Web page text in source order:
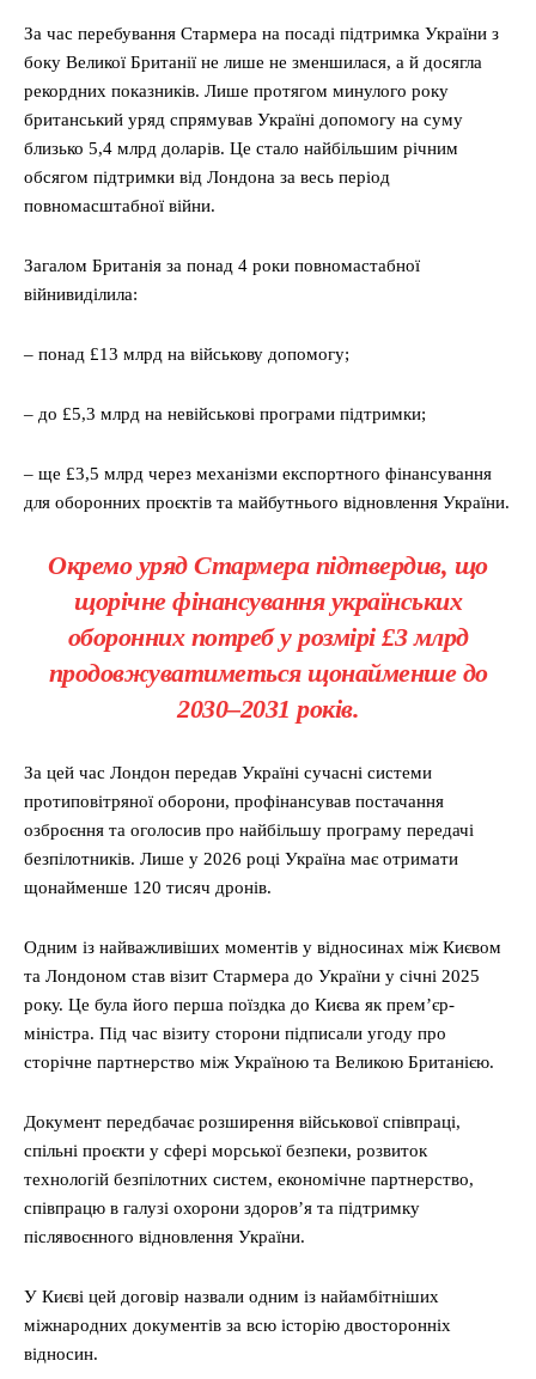
За час перебування Стармера на посаді підтримка України з
боку Великої Британії не лише не зменшилася, а й досягла
рекордних показників. Лише протягом минулого року
британський уряд спрямував Україні допомогу на суму
близько 5,4 млрд доларів. Це стало найбільшим річним
обсягом підтримки від Лондона за весь період
повномасштабної війни.
Загалом Британія за понад 4 роки повномастабної
війнивиділила:
– понад £13 млрд на військову допомогу;
– до £5,3 млрд на невійськові програми підтримки;
– ще £3,5 млрд через механізми експортного фінансування
для оборонних проєктів та майбутнього відновлення України.
Окремо уряд Стармера підтвердив, що
щорічне фінансування українських
оборонних потреб у розмірі £3 млрд
продовжуватиметься щонайменше до
2030–2031 років.
За цей час Лондон передав Україні сучасні системи
протиповітряної оборони, профінансував постачання
озброєння та оголосив про найбільшу програму передачі
безпілотників. Лише у 2026 році Україна має отримати
щонайменше 120 тисяч дронів.
Одним із найважливіших моментів у відносинах між Києвом
та Лондоном став візит Стармера до України у січні 2025
року. Це була його перша поїздка до Києва як прем’єр-
міністра. Під час візиту сторони підписали угоду про
сторічне партнерство між Україною та Великою Британією.
Документ передбачає розширення військової співпраці,
спільні проєкти у сфері морської безпеки, розвиток
технологій безпілотних систем, економічне партнерство,
співпрацю в галузі охорони здоров’я та підтримку
післявоєнного відновлення України.
У Києві цей договір назвали одним із найамбітніших
міжнародних документів за всю історію двосторонніх
відносин.